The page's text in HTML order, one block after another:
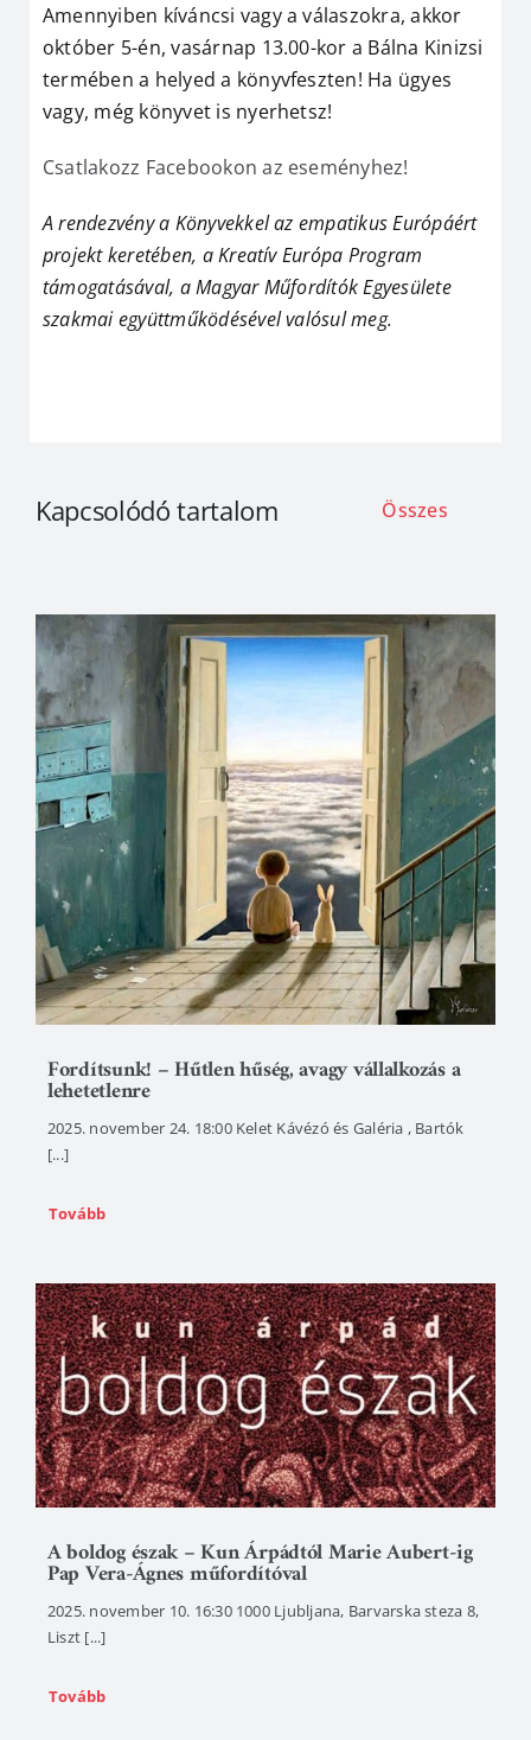
Amennyiben kíváncsi vagy a válaszokra, akkor
október 5-én, vasárnap 13.00-kor a Bálna Kinizsi
termében a helyed a könyvfeszten! Ha ügyes
vagy, még könyvet is nyerhetsz!
Csatlakozz Facebookon az eseményhez!
A rendezvény a Könyvekkel az empatikus Európáért
projekt keretében, a Kreatív Európa Program
támogatásával, a Magyar Műfordítók Egyesülete
szakmai együttműködésével valósul meg.
Kapcsolódó tartalom Összes
Fordítsunk! – Hűtlen hűség, avagy vállalkozás a
lehetetlenre
2025. november 24. 18:00 Kelet Kávézó és Galéria , Bartók
[...]
Tovább
A boldog észak – Kun Árpádtól Marie Aubert-ig
Pap Vera-Ágnes műfordítóval
2025. november 10. 16:30 1000 Ljubljana, Barvarska steza 8,
Liszt [...]
Tovább